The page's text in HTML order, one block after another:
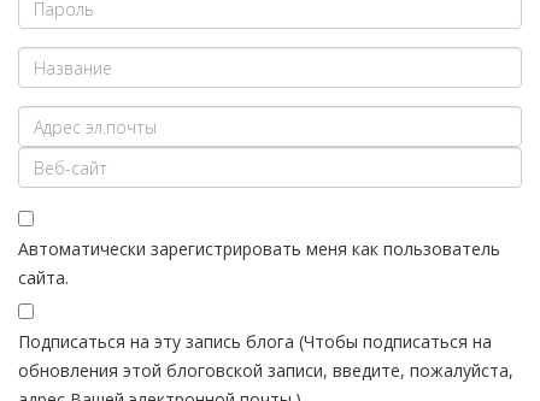
Автоматически зарегистрировать меня как пользователь
сайта.
Подписаться на эту запись блога (Чтобы подписаться на
обновления этой блоговской записи, введите, пожалуйста,